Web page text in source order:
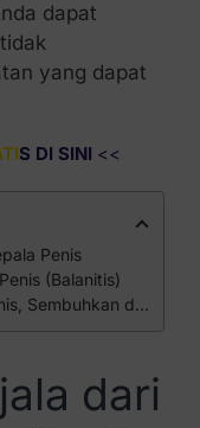
dapat
yang dapat
DI SINI <<
Penis
(Balanitis)
di Klinik Apollo
dari